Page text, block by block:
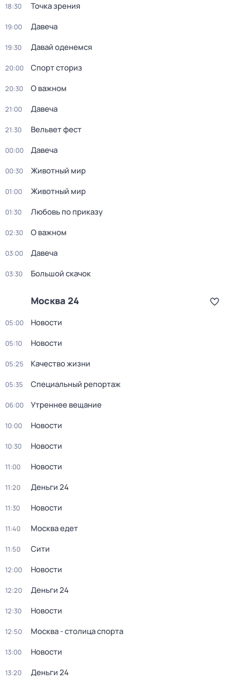
18:30 Точка зрения
19:00 Давеча
19:30 Давай оденемся
20:00 Спорт сториз
20:30 О важном
21:00 Давеча
21:30 Вельвет фест
00:00 Давеча
00:30 Животный мир
01:00 Животный мир
01:30 Любовь по приказу
02:30 О важном
03:00 Давеча
03:30 Большой скачок
Москва 24
05:00 Новости
05:10 Новости
05:25 Качество жизни
05:35 Специальный репортаж
06:00 Утреннее вещание
10:00 Новости
10:30 Новости
11:00 Новости
11:20 Деньги 24
11:30 Новости
11:40 Москва едет
11:50 Сити
12:00 Новости
12:20 Деньги 24
12:30 Новости
12:50 Москва - столица спорта
13:00 Новости
13:20 Деньги 24